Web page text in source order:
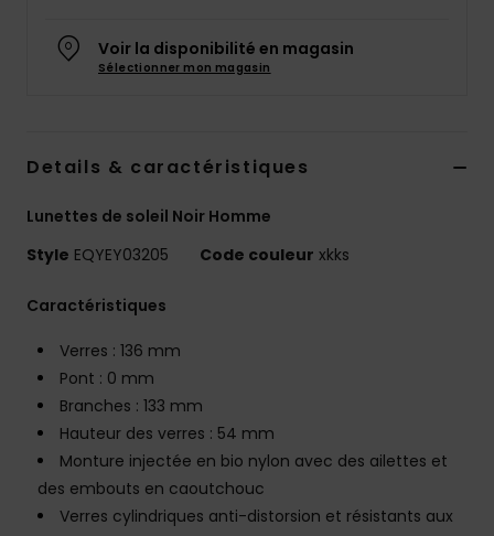
Voir la disponibilité en magasin
Sélectionner mon magasin
Details & caractéristiques
Lunettes de soleil Noir Homme
Style EQYEY03205 Code couleur xkks
Caractéristiques
Verres : 136 mm
Pont : 0 mm
Branches : 133 mm
Hauteur des verres : 54 mm
Monture injectée en bio nylon avec des ailettes et
des embouts en caoutchouc
Verres cylindriques anti-distorsion et résistants aux